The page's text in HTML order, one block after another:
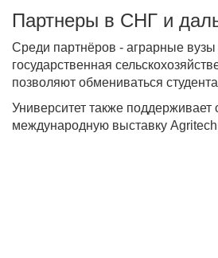
Партнеры в СНГ и
Среди партнёров - аграрные вузы
государственная
позволяют обмениваться
Университет также
международную выставку